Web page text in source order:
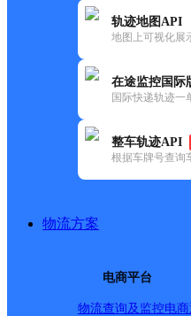
轨迹地图API
地图上可视化展
在途监控国际
国际快递轨迹一
整车轨迹API
根据车牌号查询
物流方案
电商平台
物流查询及监控电
韵达
河南长
更新时间：
所属快递：韵达速递
所属区域：河南省-新乡市
网点地址：中国河南省
网点负责人：